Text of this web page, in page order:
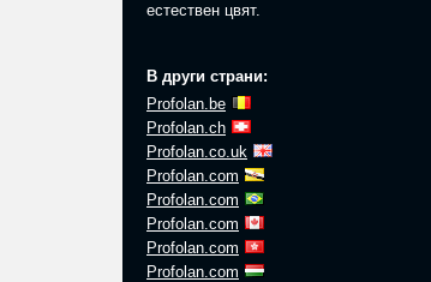
естествен цвят.
В други страни:
Profolan.be
Profolan.ch
Profolan.co.uk
Profolan.com
Profolan.com
Profolan.com
Profolan.com
Profolan.com